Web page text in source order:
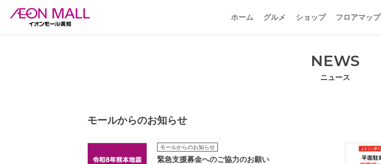
ホーム グルメ ショップ フロアマップ
NEWS
ニュース
モールからのお知らせ
モールからのお知らせ
緊急支援募金へのご協力のお願い